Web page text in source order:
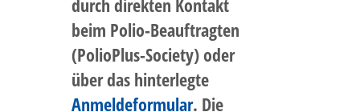
beim Polio-Beauftragten
(PolioPlus-Society) oder
über das hinterlegte
Anmeldeformular. Die